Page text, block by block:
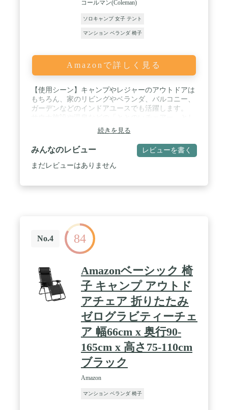
コールマン(Coleman)
ソロキャンプ 女子 テント
マンション ベランダ 椅子
Amazonで詳しく見る
【使用シーン】キャンプやレジャーのアウトドアは
もちろん、家のリビングやベランダ、バルコニー、
ガーデンなどのインドアユースでも活躍します。
ても人気です。 / 【通気性の良いシート】メッシュ
素材のシートは通気性抜群で、長時間くつろいでも
蒸れにくく、暑い季節でも快適です。 水濡れに強
いPVC素材なのでお手入れも簡単です。 / 【最上の
座り心地】シートとフレームは伸縮性のあるエラス
プ。持ち運びに便利なハンドル付きで、収納時はコ
ンパクトに折り畳めるので保管場所をとりません。
/ 【リクライニング】 アームレスト部分にあるロ
ックレバーでお好みの角度にリクライニング可能で
す。 ロックレバーは座ったまま調整できます。
【フットレスト】 リクライニングと連動してフッ
トレストがせり上がるので、リラックス感をより増
大させます。 【ヘッドレスト】頭部から腰部ま
で、お好みの位置に移動できるヘッドレストを装
備。身長に合わせて快適なポジションが選べま
す。 / 【材質】シートにはPVC加工ポリエステ
ル素材を採用しているため、汚れや水濡れに強く、
お手入れも簡単です。フレームには丈夫なスチール
素材を採用しています。 / 【サイズ】使用時:約
920×690×1100(h)mm/使用時(最大):約
1660×690×760(h)mm/収納時:約140×690×900(h)mm/重
量:約8.8kg / 【仕様】座面幅:約460mm/座面高:約
続きを見る
みんなのレビュー レビューを書く
まだレビューはありません
No.4 84
Amazonベーシック 椅
子 キャンプ アウトド
アチェア 折りたたみ
ゼログラビティーチェ
ア 幅66cm x 奥行90-
165cm x 高さ75-110cm
ブラック
Amazon
マンション ベランダ 椅子